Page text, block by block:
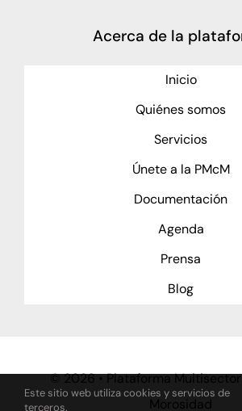
Acerca de la
Inicio
Quiénes somos
Servicios
Únete a la PMcM
Documentación
Agenda
Prensa
Blog
©2026 • Plataforma
Morosidad
Este sitio web utiliza cookies y servicios de
terceros.